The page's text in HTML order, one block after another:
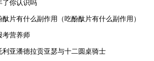
片有什么副作用（吃酚酞片有什么副作用）
考营养师
利亚潘德拉贡亚瑟与十二圆桌骑士